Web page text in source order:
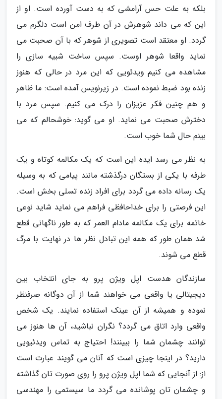
بلکه به علت حس آرامشی که به دست آورده است. او از
این که می داند شوهرش در آن طرف امن است دلگرم می
گردد. او معتقد است تصویری از شوهر که با آن صحبت می
نماید واقعا شوهر اوست. سپس ساخت شبیه سازی را
مشاهده می کنیم ویدئویی که این مرد در حالی که هنوز
زنده بود ضبط نموده است. در زیرنویس آمده است: ما ظاهر
و هم چنین فکر عزیزان را درک می کنیم. سپس مرد با
دخترش صحبت می نماید. او می گوید: خوشحالم که می
بینم حال شما خوب است.
به نظر می رسد ایده این است که یک مکالمه کوتاه و یک
طرفه با یکی از بستگان درگذشته مانند پیامی که به وسیله
یک رسانه داده می گردد برای افراد زنده تسلی بخش است.
این فرصتی را برای خداحافظی فراهم می نماید شاید نوعی
خاتمه برای یک مکالمه مادام العمر که به طور ناگهانی قطع
شد همان طور که همه این تبادل نظر ها در نهایت با مرگ
قطع می شوند.
سازندگان هدست اپل ویژن پرو به جای انتخاب بین
دیجیتالی یا واقعی می خواهند شما از آن دوگانه صرفنظر
نموده و همیشه از آن عینک استفاده نمایند. یک شخص
واقعی وارد اتاق می گردد؟ نگران نباشید، آن ها هنوز می
توانند چشمان شما را ببینند! احتیاج به تماس ویدئیویی
دارید؟ در اینجا چیزی است که آنان می گویند عبارت است
از: از آنجایی که شما اپل ویژن پرو را روی صورت تان گذاشته
و چشمان تان پوشانده می گردد ما سیستمی را مهندسی